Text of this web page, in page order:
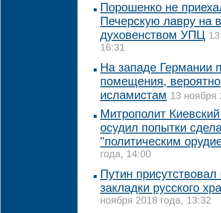
Порошенко не
Печерскую лавру на
духовенством УПЦ
16:31
На западе Германии
помещения,
исламистам 13 ноября
Митрополит
осудил попытки
"политическим
года, 14:00
Путин
закладки русского
ноября 2018 года, 13:32